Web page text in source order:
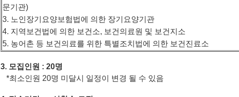
문기관)
3. 노인장기요양보험법에 의한 장기요양기관
4. 지역보건법에 의한 보건소, 보건의료원 및 보건지소
5. 농어촌 등 보건의료를 위한 특별조치법에 의한 보건진료소
3. 모집인원 : 20명
*최소인원 20명 미달시 일정이 변경 될 수 있음